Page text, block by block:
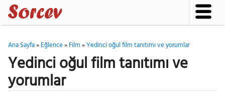
Ana Sayfa»Eğlence»Film»Yedinci oğul film tanıtımı ve yorumlar
Yedinci oğul film tanıtımı ve
yorumlar